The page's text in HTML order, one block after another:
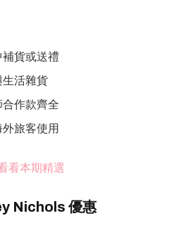
貨或送禮
活雜貨
作款齊全
旅客使用
看本期精選
Nichols 優惠